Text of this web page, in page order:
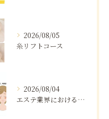
2026/08/05
糸リフトコース
2026/08/04
エステ業界における口コミの効果分析